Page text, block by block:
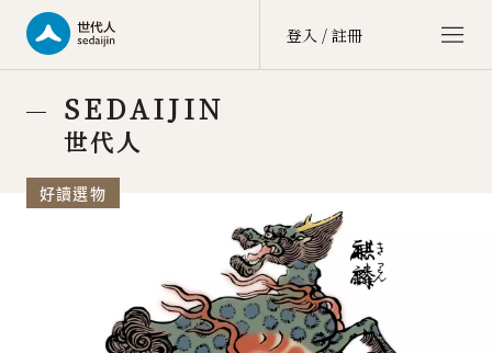
登入 / 註冊
價值社群 Value Community
文化街區 Culture Zone
大商埕 sedai OMO
選物生活 Life Selection
會員中心 member center
SEDAIJIN
世代人
好讀選物